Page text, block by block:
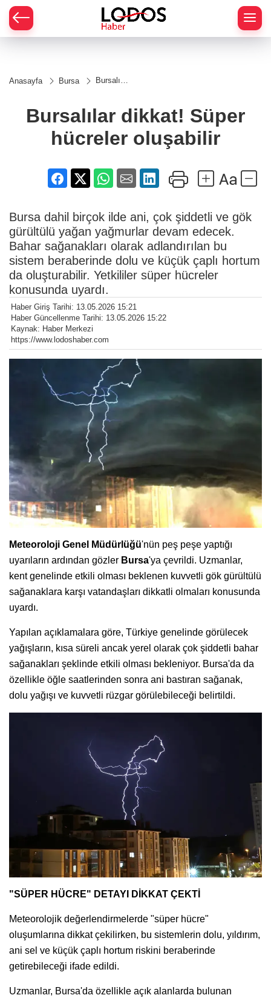
Anasayfa Bursa
Bursalılar
hücreler
oluşabilir
Bursalılar dikkat! Süper
hücreler oluşabilir
Bursa dahil birçok ilde ani, çok şiddetli ve gök
gürültülü yağan yağmurlar devam edecek.
Bahar sağanakları olarak adlandırılan bu
sistem beraberinde dolu ve küçük çaplı hortum
da oluşturabilir. Yetkililer süper hücreler
konusunda uyardı.
Haber Giriş Tarihi: 13.05.2026 15:21
Haber Güncellenme Tarihi: 13.05.2026 15:22
Kaynak: Haber Merkezi
https://www.lodoshaber.com
Meteoroloji Genel Müdürlüğü'nün peş peşe yaptığı
uyarıların ardından gözler Bursa'ya çevrildi. Uzmanlar,
kent genelinde etkili olması beklenen kuvvetli gök gürültülü
sağanaklara karşı vatandaşları dikkatli olmaları konusunda
uyardı.
Yapılan açıklamalara göre, Türkiye genelinde görülecek
yağışların, kısa süreli ancak yerel olarak çok şiddetli bahar
sağanakları şeklinde etkili olması bekleniyor. Bursa'da da
özellikle öğle saatlerinden sonra ani bastıran sağanak,
dolu yağışı ve kuvvetli rüzgar görülebileceği belirtildi.
"SÜPER HÜCRE" DETAYI DİKKAT ÇEKTİ
Meteorolojik değerlendirmelerde "süper hücre"
oluşumlarına dikkat çekilirken, bu sistemlerin dolu, yıldırım,
ani sel ve küçük çaplı hortum riskini beraberinde
getirebileceği ifade edildi.
Uzmanlar, Bursa'da özellikle açık alanlarda bulunan